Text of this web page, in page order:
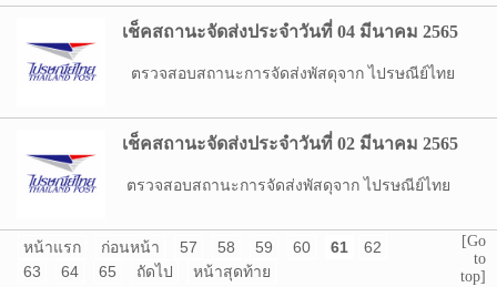
เช็คสถานะจัดส่งประจำวันที่ 04 มีนาคม 2565
ตรวจสอบสถานะการจัดส่งพัสดุจาก ไปรษณีย์ไทย
เช็คสถานะจัดส่งประจำวันที่ 02 มีนาคม 2565
ตรวจสอบสถานะการจัดส่งพัสดุจาก ไปรษณีย์ไทย
หน้าแรก ก่อนหน้า 57 58 59 60 61
62
63
64 65 ถัดไป หน้าสุดท้าย
[Go
to
top]